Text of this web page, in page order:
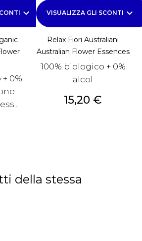
keyboard_arrow_down
0%
VISUALIZZA GLI SCONTI keyboard_arrow_down
Relax Fiori Australiani
Australian Flower Essences
100% biologico + 0%
alcol
Prezzo
15,20 €
della stessa